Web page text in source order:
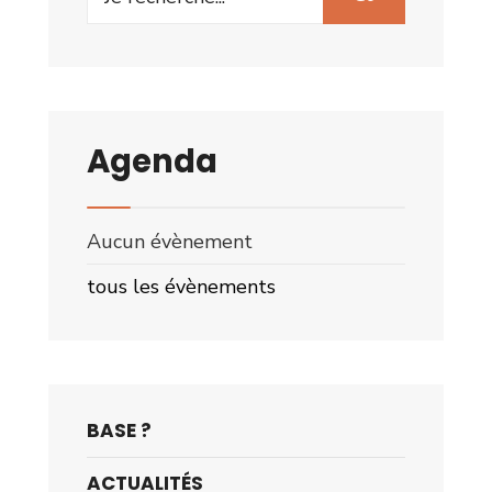
Agenda
Aucun évènement
tous les évènements
BASE ?
ACTUALITÉS